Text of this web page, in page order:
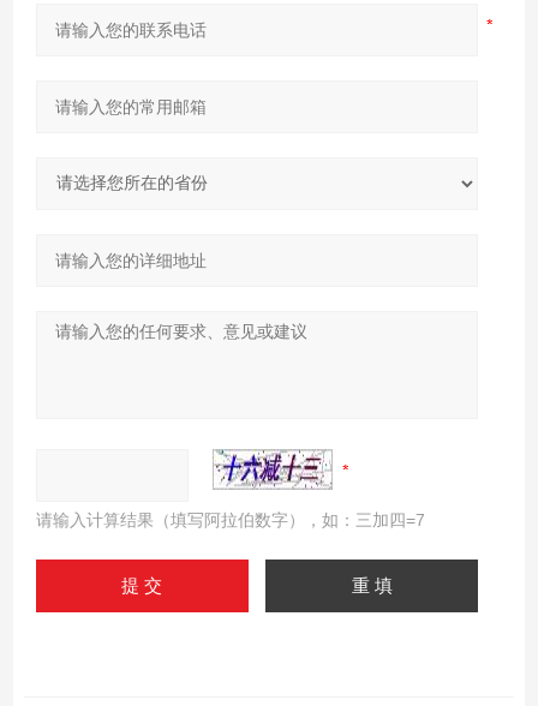
请输入计算结果（填写阿拉伯数字），如：三加四=7